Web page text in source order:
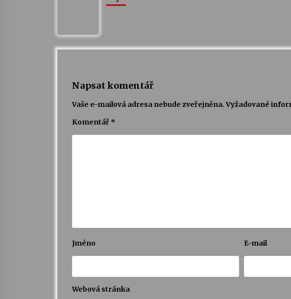
Napsat komentář
Vaše e-mailová adresa nebude zveřejněna. Vyžadované
Komentář *
Jméno E-mail
Webová stránka